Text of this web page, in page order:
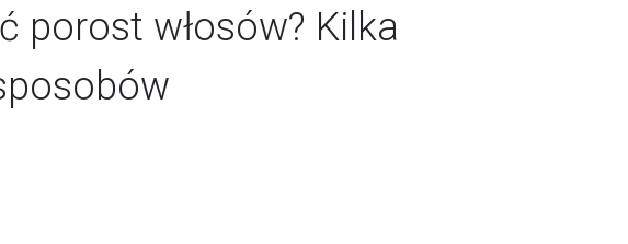
porost włosów? Kilka